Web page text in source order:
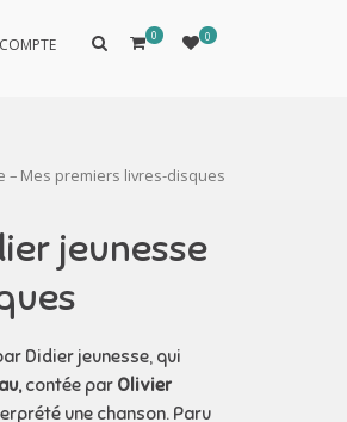
Afficher0 0
– Mes premiers livres-disques
jeunesse
Didier jeunesse, qui
contée par Olivier
une chanson. Paru